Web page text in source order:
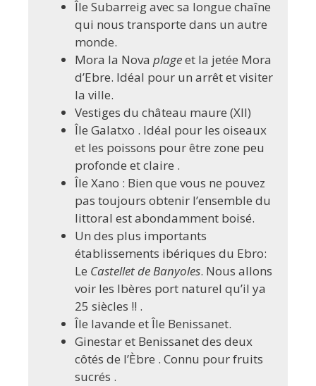
Île Subarreig avec sa longue chaîne
qui nous transporte dans un autre
monde.
Mora la Nova plageet la jetée Mora
d’Ebre. Idéal pour un arrêt et visiter
la ville.
Vestiges du château maure (XII)
Île Galatxo . Idéal pour les oiseaux
et les poissons pour être zone peu
profonde et claire .
Île Xano : Bien que vous ne pouvez
pas toujours obtenir l’ensemble du
littoral est abondamment boisé.
Un des plus importants
établissements ibériques du Ebro:
Le Castellet de Banyoles. Nous allons
voir les Ibères port naturel qu’il ya
25 siècles !! .
Île lavande et Île Benissanet.
Ginestar et Benissanet des deux
côtés de l’Èbre . Connu pour fruits
sucrés .